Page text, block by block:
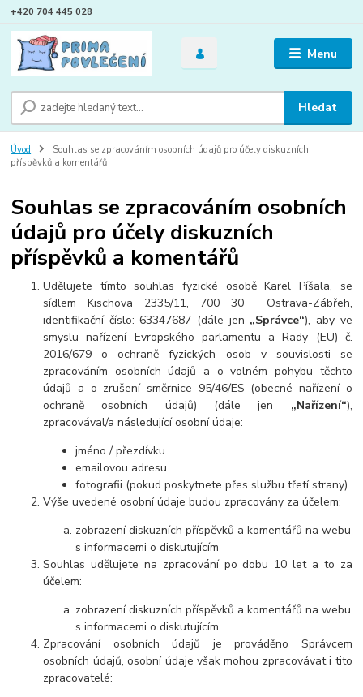
Menu
Hledat
+420 704 445 028
Úvod
Souhlas se zpracováním osobních údajů pro účely diskuzních
příspěvků a komentářů
Souhlas se zpracováním osobních
údajů pro účely diskuzních
příspěvků a komentářů
Udělujete tímto souhlas fyzické osobě Karel Píšala, se
sídlem Kischova 2335/11, 700 30 Ostrava-Zábřeh,
identifikační číslo: 63347687 (dále jen „Správce“), aby ve
smyslu nařízení Evropského parlamentu a Rady (EU) č.
2016/679 o ochraně fyzických osob v souvislosti se
zpracováním osobních údajů a o volném pohybu těchto
údajů a o zrušení směrnice 95/46/ES (obecné nařízení o
ochraně osobních údajů) (dále jen „Nařízení“),
zpracovával/a následující osobní údaje:
jméno / přezdívku
emailovou adresu
fotografii (pokud poskytnete přes službu třetí strany).
Výše uvedené osobní údaje budou zpracovány za účelem:
zobrazení diskuzních příspěvků a komentářů na webu
s informacemi o diskutujícím
Souhlas udělujete na zpracování po dobu 10 let a to za
účelem:
zobrazení diskuzních příspěvků a komentářů na webu
s informacemi o diskutujícím
Zpracování osobních údajů je prováděno Správcem
osobních údajů, osobní údaje však mohou zpracovávat i tito
zpracovatelé: